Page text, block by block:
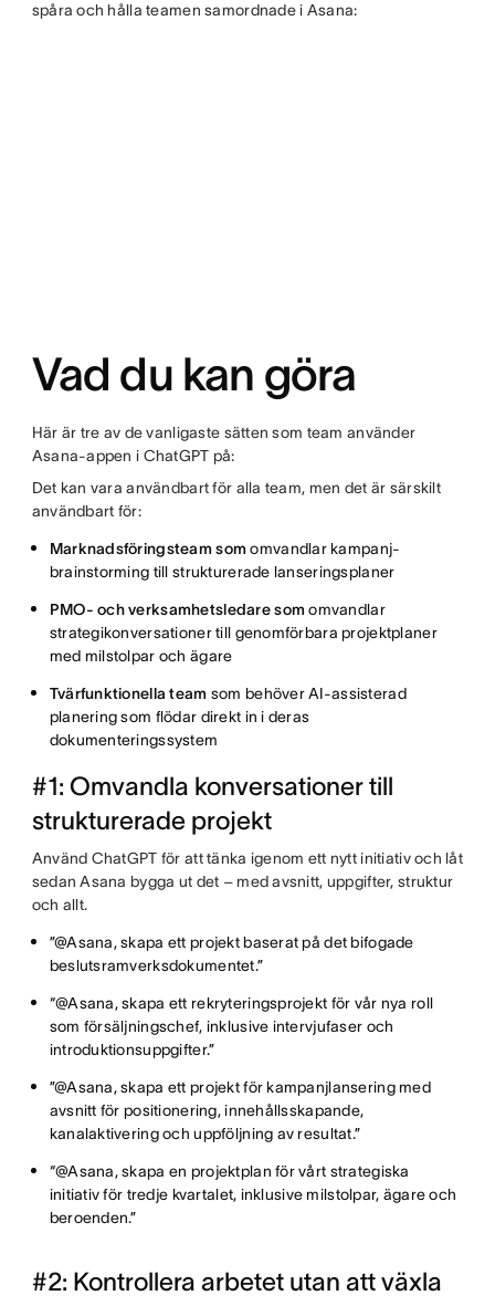
spåra och hålla teamen samordnade i Asana:
Vad du kan göra
Här är tre av de vanligaste sätten som team använder
Asana-appen i ChatGPT på:
Det kan vara användbart för alla team, men det är särskilt
användbart för:
Marknadsföringsteam som omvandlar kampanj-
brainstorming till strukturerade lanseringsplaner
PMO- och verksamhetsledare som omvandlar
strategikonversationer till genomförbara projektplaner
med milstolpar och ägare
Tvärfunktionella team som behöver AI-assisterad
planering som flödar direkt in i deras
dokumenteringssystem
#1: Omvandla konversationer till
strukturerade projekt
Använd ChatGPT för att tänka igenom ett nytt initiativ och låt
sedan Asana bygga ut det – med avsnitt, uppgifter, struktur
och allt.
”@Asana, skapa ett projekt baserat på det bifogade
beslutsramverksdokumentet.”
“@Asana, skapa ett rekryteringsprojekt för vår nya roll
som försäljningschef, inklusive intervjufaser och
introduktionsuppgifter.”
”@Asana, skapa ett projekt för kampanjlansering med
avsnitt för positionering, innehållsskapande,
kanalaktivering och uppföljning av resultat.”
“@Asana, skapa en projektplan för vårt strategiska
initiativ för tredje kvartalet, inklusive milstolpar, ägare och
beroenden.”
#2: Kontrollera arbetet utan att växla